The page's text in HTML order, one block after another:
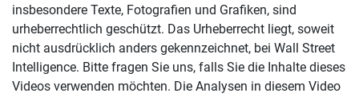
insbesondere Texte, Fotografien und Grafiken, sind
urheberrechtlich geschützt. Das Urheberrecht liegt, soweit
nicht ausdrücklich anders gekennzeichnet, bei Wall Street
Intelligence. Bitte fragen Sie uns, falls Sie die Inhalte dieses
Videos verwenden möchten. Die Analysen in diesem Video